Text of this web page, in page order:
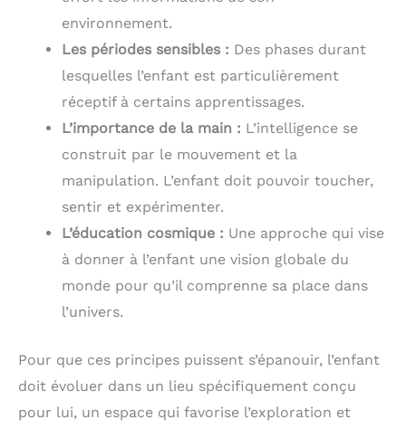
environnement.
Les périodes sensibles : Des phases durant
lesquelles l’enfant est particulièrement
réceptif à certains apprentissages.
L’importance de la main : L’intelligence se
construit par le mouvement et la
manipulation. L’enfant doit pouvoir toucher,
sentir et expérimenter.
L’éducation cosmique : Une approche qui vise
à donner à l’enfant une vision globale du
monde pour qu’il comprenne sa place dans
l’univers.
Pour que ces principes puissent s’épanouir, l’enfant
doit évoluer dans un lieu spécifiquement conçu
pour lui, un espace qui favorise l’exploration et